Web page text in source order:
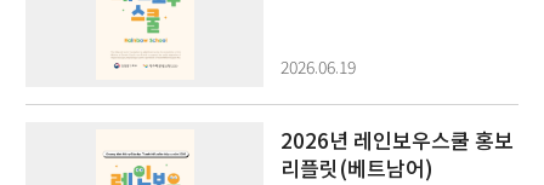
2026.06.19
2026년 레인보우스쿨 홍보
리플릿(베트남어)